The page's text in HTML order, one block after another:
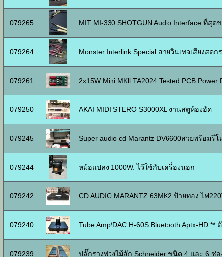
079265 MIT MI-330 SHOTGUN Audio Interface ที่สุด
079264 Monster Interlink Special สายวินเทจเสียงสดก
079261 2x15W Mini MKll TA2024 Tested PCB Power
079250 AKAI MIDI STERO S3000XL งานสตูห้องอัด
079245 Super audio cd Marantz DV6600สวยพร้อมรีโ
079244 หม้อแปลง 1000W. ไว้ใช้กับเครื่องนอก
079242 CD AUDIO MARANTZ 63MK2 ป้ายทอง ไฟ
079240 Tube Amp/DAC H-60S Bluetooth Aptx-HD **
079239 ปลั๊กรางพ่วงไม้สัก Schneider ชนิด 4 และ 6 ช่